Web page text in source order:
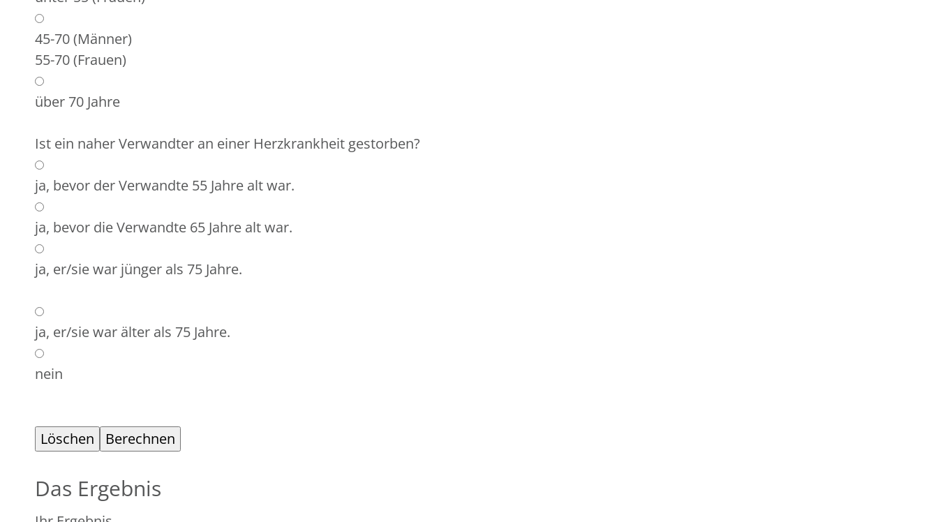
45-70 (Männer)
55-70 (Frauen)
über 70 Jahre
Ist ein naher Verwandter an einer Herzkrankheit gestorben?
ja, bevor der Verwandte 55 Jahre alt war.
ja, bevor die Verwandte 65 Jahre alt war.
ja, er/sie war jünger als 75 Jahre.
ja, er/sie war älter als 75 Jahre.
nein
Das Ergebnis